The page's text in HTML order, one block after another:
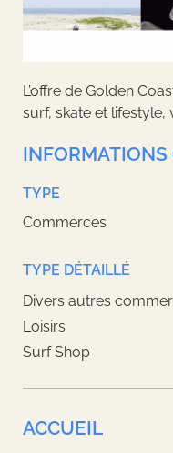
L’offre de Golden
surf, skate et lifestyle,
TYPE
Commerces
TYPE DÉTAILLÉ
Divers autres
Loisirs
Surf Shop
ACCUEIL